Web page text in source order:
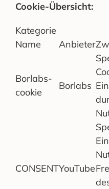
Cookie-Übersicht:
Kategorie
Name
Anbieter
Borlabs-
cookie
Borlabs
CONSENTYouTube